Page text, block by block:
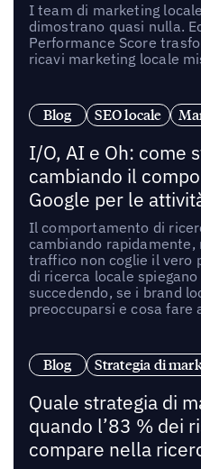
I team di marketing
dimostrano quasi nulla.
Performance Score
ricavi marketing locale
Blog SEO locale
I/O, AI e Oh: come
cambiando il
Google per le
Il comportamento di
cambiando
traffico non coglie il vero
di ricerca locale
succedendo, se i brand
preoccuparsi e cosa fare
Blog Strategia di
Quale strategia di
quando l’83 % dei
compare nella